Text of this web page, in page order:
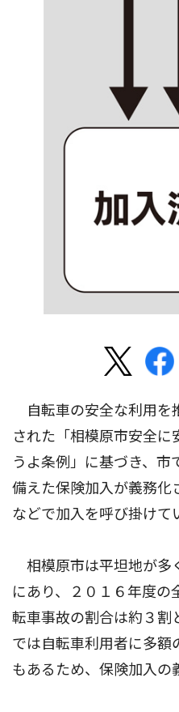
自転車の安全な利用を
された「相模原市安全に
うよ条例」に基づき、市
備えた保険加入が義務化
などで加入を呼び掛けて
相模原市は平坦地が多
にあり、２０１６年度の
転車事故の割合は約３割
では自転車利用者に多額
もあるため、保険加入の